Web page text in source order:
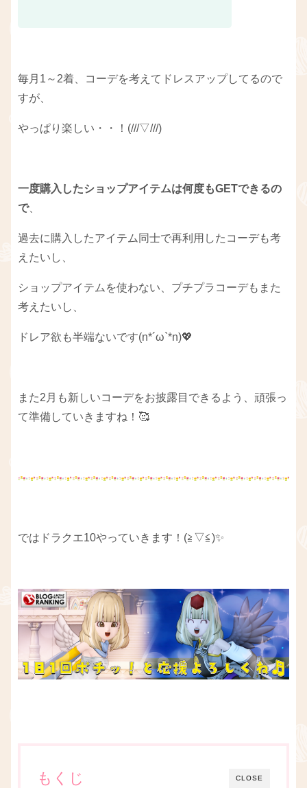
毎月1～2着、コーデを考えてドレスアップしてるので
すが、
やっぱり楽しい・・！(///▽///)
一度購入したショップアイテムは何度もGETできるの
で、
過去に購入したアイテム同士で再利用したコーデも考
えたいし、
ショップアイテムを使わない、プチプラコーデもまた
考えたいし、
ドレア欲も半端ないです(n*´ω`*n)💖
また2月も新しいコーデをお披露目できるよう、頑張っ
て準備していきますね！🥰
ではドラクエ10やっていきます！(≧▽≦)✨
CLOSE
もくじ